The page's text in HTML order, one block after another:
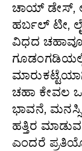
ಚಾಯ್ ಡೇಸ್,
ಹರ್ಬಲ್ ಟೀ,
ವಿಧದ ಚಹಾವೂ
ಗೂಡಂಗಡಿಯಲ್ಲಿ
ಚಹಾ ಕೇವಲ
ಭಾವನೆ,
ಹತ್ತಿರ
ಎಂದರೆ